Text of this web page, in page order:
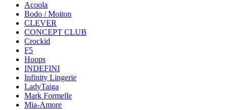
Acoola
Bodo / Moiton
CLEVER
CONCEPT CLUB
Crockid
F5
Hoops
INDEFINI
Infinity Lingerie
LadyTaiga
Mark Formelle
Mia-Amore